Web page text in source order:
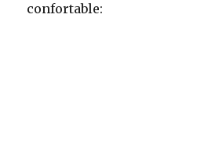
confortable: